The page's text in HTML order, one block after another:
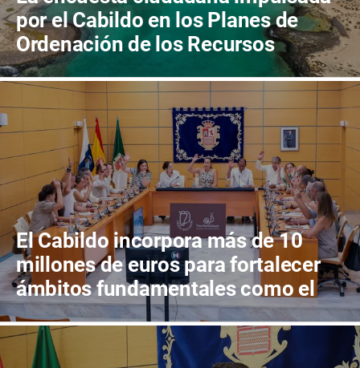
por el Cabildo en los Planes de
Ordenación de los Recursos
Naturales (PORN) apunta a reforzar
la protección de los espacios
naturales
El Cabildo incorpora más de 10
millones de euros para fortalecer
ámbitos fundamentales como el
tejido social o el apoyo a los
jóvenes